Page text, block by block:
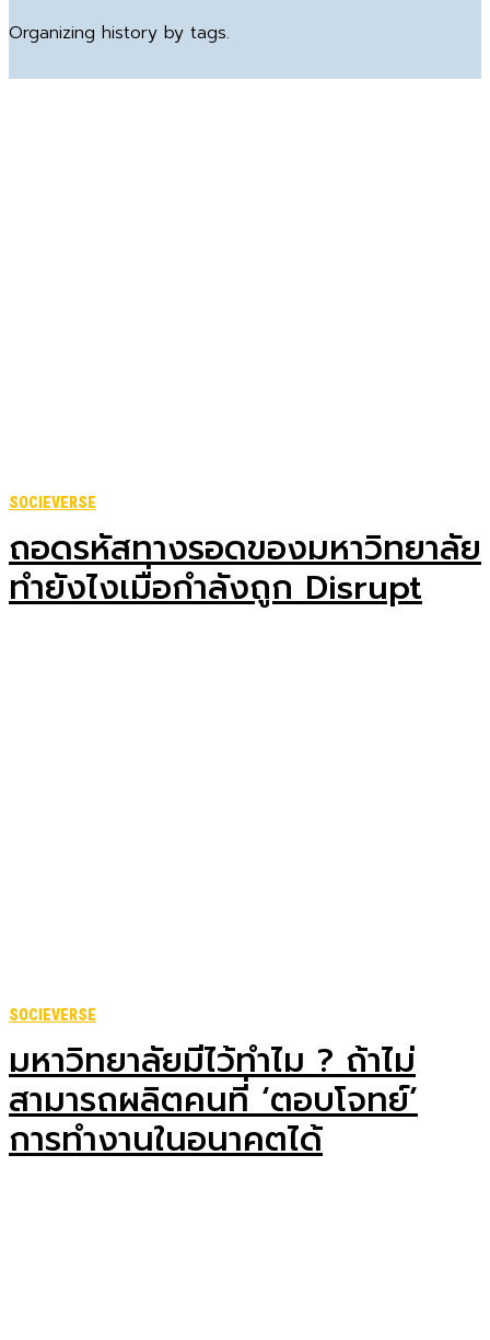
Organizing history by tags.
SOCIEVERSE
ถอดรหัสทางรอดของมหาวิทยาลัย
ทำยังไงเมื่อกำลังถูก Disrupt
SOCIEVERSE
มหาวิทยาลัยมีไว้ทำไม ? ถ้าไม่
สามารถผลิตคนที่ ‘ตอบโจทย์’
การทำงานในอนาคตได้